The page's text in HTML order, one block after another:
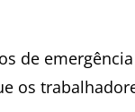
de
os